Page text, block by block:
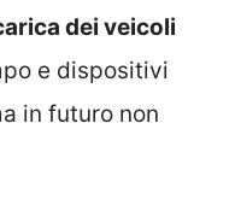
dei veicoli
e dispositivi
in futuro non